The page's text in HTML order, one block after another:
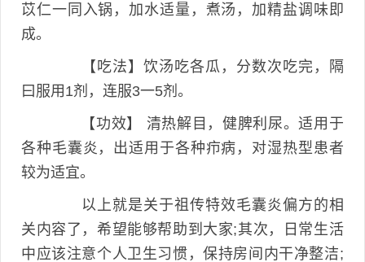
苡仁一同入锅，加水适量，煮汤，加精盐调味即
成。
【吃法】饮汤吃各瓜，分数次吃完，隔
曰服用1剂，连服3一5剂。
【功效】 清热解目，健脾利尿。适用于
各种毛囊炎，出适用于各种疖病，对湿热型患者
较为适宜。
以上就是关于祖传特效毛囊炎偏方的相
关内容了，希望能够帮助到大家;其次，日常生活
中应该注意个人卫生习惯，保持房间内干净整洁;